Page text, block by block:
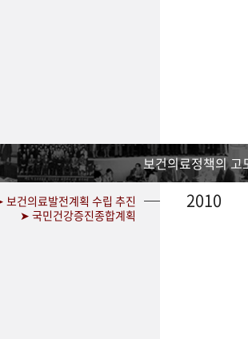
보건의료정책의 고
보건의료발전계획 수립 추진
➤ 국민건강증진종합계획
2010